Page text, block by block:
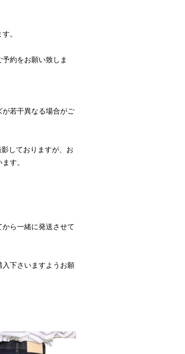
。
約をお願い致しま
若干異なる場合がご
しておりますが、お
す。
ら一緒に発送させて
下さいますようお願